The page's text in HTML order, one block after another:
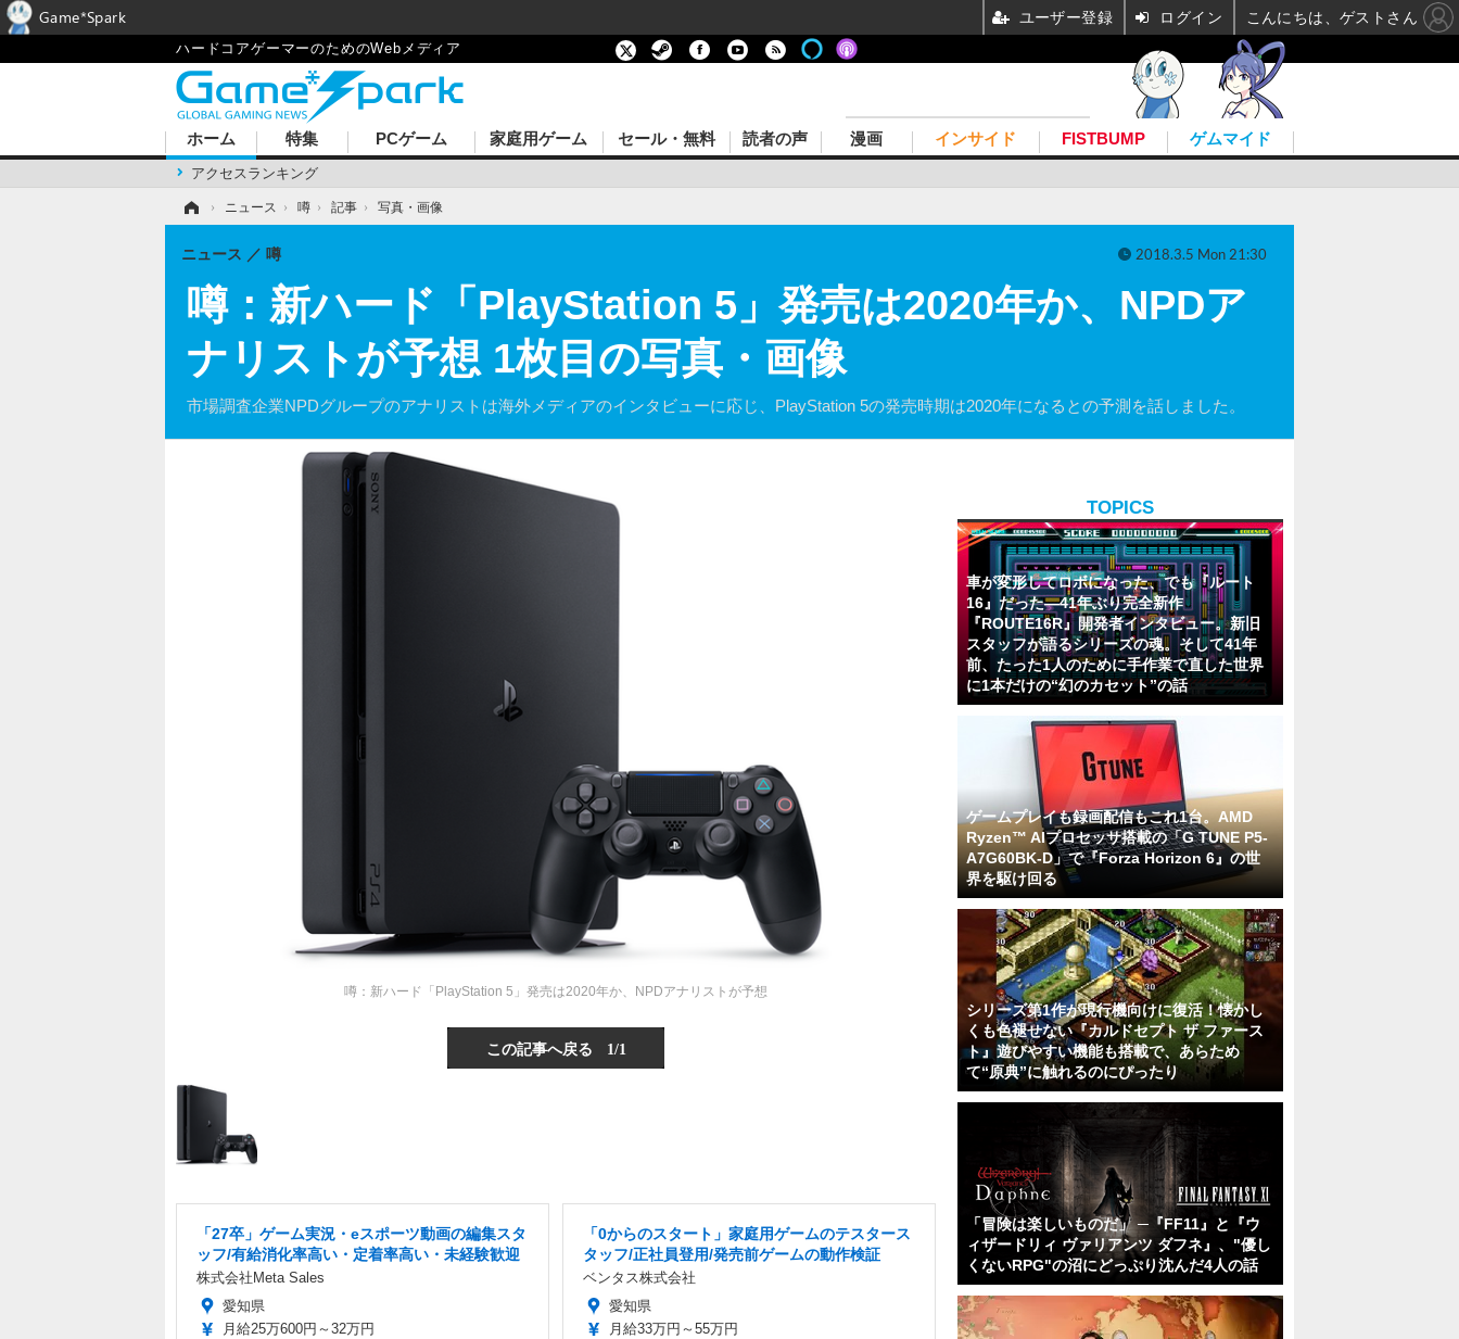
ハードコアゲーマーのためのWebメディア
ホーム
アクセスランキング
特集 PCゲーム 家庭用ゲーム セール・無料 読者の声 漫画 インサイド FISTBUMP ゲムマイド
› ニュース › 噂 › 記事 › 写真・画像
噂：新ハード「PlayStation 5」発売は2020年か、NPDア
ナリストが予想 1枚目の写真・画像
市場調査企業NPDグループのアナリストは海外メディアのインタビューに応じ、PlayStation 5の発売時期は2020年になるとの予測を話しました。
ニュース 噂 2018.3.5 Mon 21:30
噂：新ハード「PlayStation 5」発売は2020年か、NPDアナリストが予想
この記事へ戻る 1/1
「27卒」ゲーム実況・eスポーツ動画の編集スタ
ッフ/有給消化率高い・定着率高い・未経験歓迎
株式会社Meta Sales
愛知県
月給25万600円～32万円
「0からのスタート」家庭用ゲームのテスタース
タッフ/正社員登用/発売前ゲームの動作検証
ベンタス株式会社
愛知県
月給33万円～55万円
TOPICS
車が変形してロボになった、でも『ルート
16』だった―41年ぶり完全新作
『ROUTE16R』開発者インタビュー。新旧
スタッフが語るシリーズの魂。そして41年
前、たった1人のために手作業で直した世界
に1本だけの“幻のカセット”の話
ゲームプレイも録画配信もこれ1台。AMD
Ryzen™ AIプロセッサ搭載の「G TUNE P5-
A7G60BK-D」で『Forza Horizon 6』の世
界を駆け回る
シリーズ第1作が現行機向けに復活！懐かし
くも色褪せない『カルドセプト ザ ファース
ト』遊びやすい機能も搭載で、あらため
て“原典”に触れるのにぴったり
「冒険は楽しいものだ」 ─『FF11』と『ウ
ィザードリィ ヴァリアンツ ダフネ』、"優し
くないRPG"の沼にどっぷり沈んだ4人の話
Game*Spark ユーザー登録 ログイン こんにちは、ゲストさん